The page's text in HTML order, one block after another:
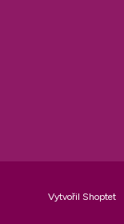
Vytvořil Shoptet